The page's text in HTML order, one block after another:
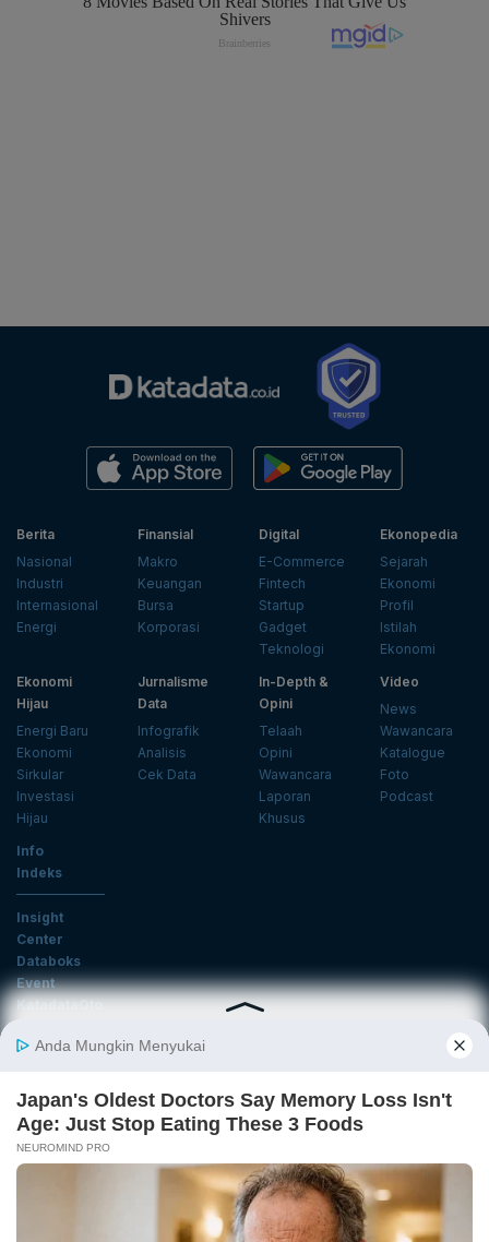
Berita
Nasional
Industri
Internasional
Energi
Finansial
Makro
Keuangan
Bursa
Korporasi
Digital
E-Commerce
Fintech
Startup
Gadget
Teknologi
Ekonopedia
Sejarah
Ekonomi
Profil
Istilah
Ekonomi
Ekonomi
Hijau
Energi Baru
Ekonomi
Sirkular
Investasi
Hijau
Jurnalisme
Data
Infografik
Analisis
Cek Data
In-Depth &
Opini
Telaah
Opini
Wawancara
Laporan
Khusus
Video
News
Wawancara
Katalogue
Foto
Podcast
Info
Indeks
Insight
Center
Databoks
Event
KatadataOto
Email
Daftar